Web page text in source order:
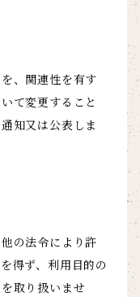
、関連性を有す
て変更すること
知又は公表しま
の法令により許
得ず、利用目的の
取り扱いませ